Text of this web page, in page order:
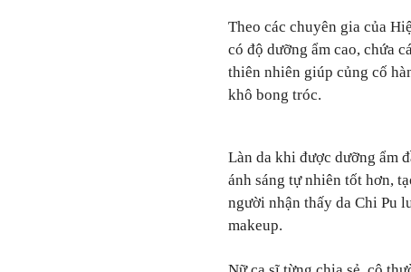
Theo các chuyên gia của
có độ dưỡng ẩm cao, chứa
thiên nhiên giúp củng cố
khô bong tróc.
Làn da khi được dưỡng ẩm
ánh sáng tự nhiên tốt hơn,
người nhận thấy da Chi Pu
makeup.